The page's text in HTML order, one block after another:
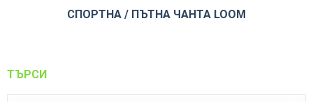
СПОРТНА / ПЪТНА ЧАНТА LOOM
ТЪРСИ